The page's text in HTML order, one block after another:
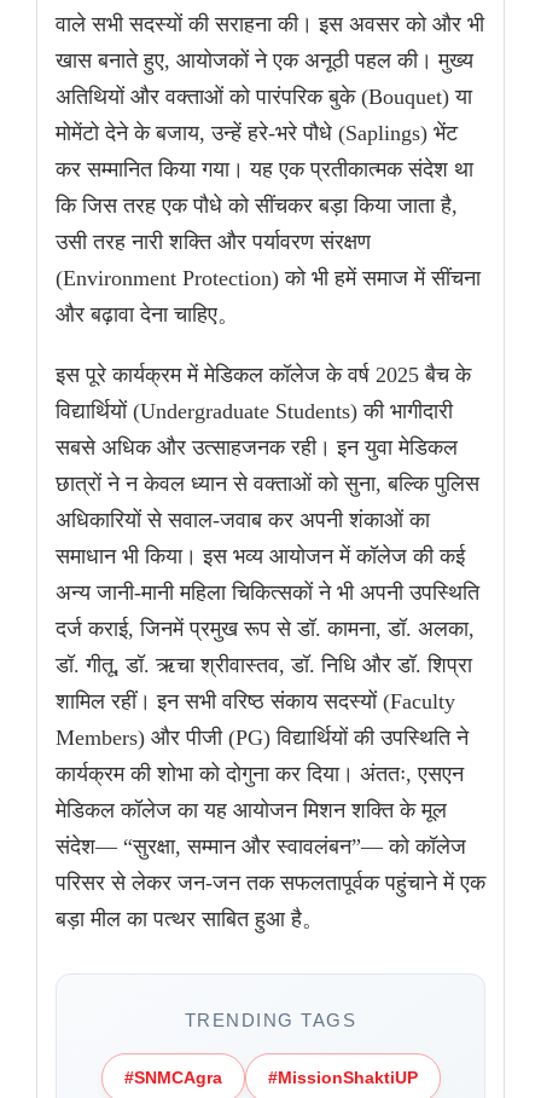
वाले सभी सदस्यों की सराहना की। इस अवसर को और भी
खास बनाते हुए, आयोजकों ने एक अनूठी पहल की। मुख्य
अतिथियों और वक्ताओं को पारंपरिक बुके (Bouquet) या
मोमेंटो देने के बजाय, उन्हें हरे-भरे पौधे (Saplings) भेंट
कर सम्मानित किया गया। यह एक प्रतीकात्मक संदेश था
कि जिस तरह एक पौधे को सींचकर बड़ा किया जाता है,
उसी तरह नारी शक्ति और पर्यावरण संरक्षण
(Environment Protection) को भी हमें समाज में सींचना
और बढ़ावा देना चाहिए。
इस पूरे कार्यक्रम में मेडिकल कॉलेज के वर्ष 2025 बैच के
विद्यार्थियों (Undergraduate Students) की भागीदारी
सबसे अधिक और उत्साहजनक रही। इन युवा मेडिकल
छात्रों ने न केवल ध्यान से वक्ताओं को सुना, बल्कि पुलिस
अधिकारियों से सवाल-जवाब कर अपनी शंकाओं का
समाधान भी किया। इस भव्य आयोजन में कॉलेज की कई
अन्य जानी-मानी महिला चिकित्सकों ने भी अपनी उपस्थिति
दर्ज कराई, जिनमें प्रमुख रूप से डॉ. कामना, डॉ. अलका,
डॉ. गीतू, डॉ. ऋचा श्रीवास्तव, डॉ. निधि और डॉ. शिप्रा
शामिल रहीं। इन सभी वरिष्ठ संकाय सदस्यों (Faculty
Members) और पीजी (PG) विद्यार्थियों की उपस्थिति ने
कार्यक्रम की शोभा को दोगुना कर दिया। अंततः, एसएन
मेडिकल कॉलेज का यह आयोजन मिशन शक्ति के मूल
संदेश— “सुरक्षा, सम्मान और स्वावलंबन”— को कॉलेज
परिसर से लेकर जन-जन तक सफलतापूर्वक पहुंचाने में एक
बड़ा मील का पत्थर साबित हुआ है。
TRENDING TAGS
#SNMCAgra #MissionShaktiUP